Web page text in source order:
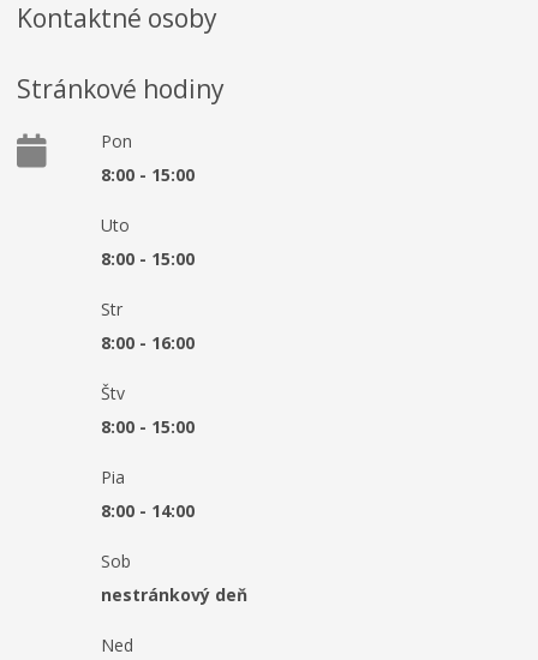
Kontaktné osoby
Stránkové hodiny
Pon
8:00 - 15:00
Uto
8:00 - 15:00
Str
8:00 - 16:00
Štv
8:00 - 15:00
Pia
8:00 - 14:00
Sob
nestránkový deň
Ned